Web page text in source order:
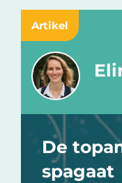
Artikel
De
spagaat